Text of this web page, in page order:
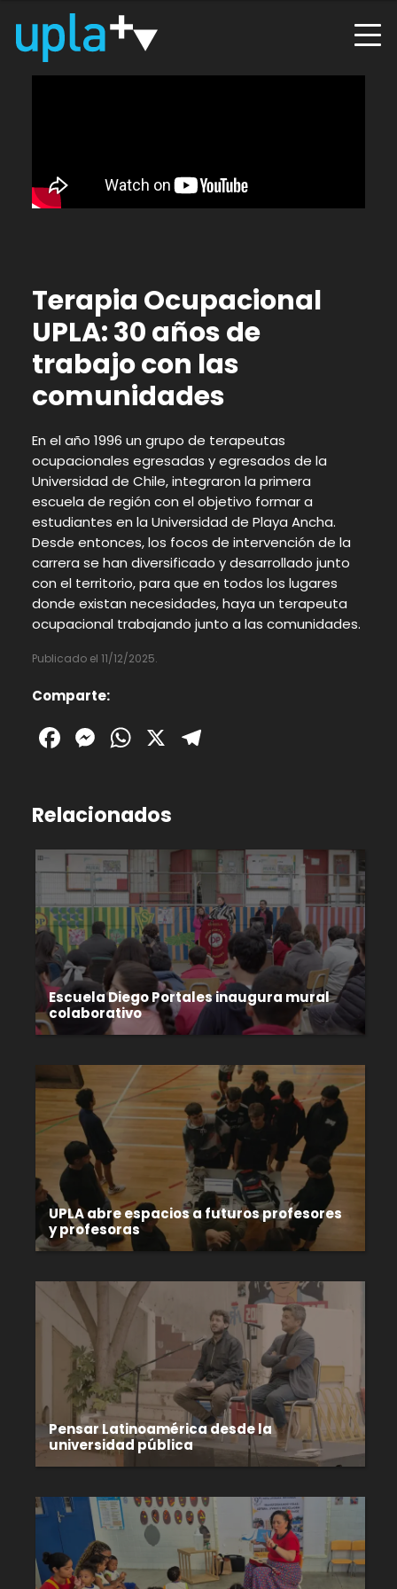
Terapia Ocupacional
UPLA: 30 años de
trabajo con las
comunidades
En el año 1996 un grupo de terapeutas
ocupacionales egresadas y egresados de la
Universidad de Chile, integraron la primera
escuela de región con el objetivo formar a
estudiantes en la Universidad de Playa Ancha.
Desde entonces, los focos de intervención de la
carrera se han diversificado y desarrollado junto
con el territorio, para que en todos los lugares
donde existan necesidades, haya un terapeuta
ocupacional trabajando junto a las comunidades.
Publicado el 11/12/2025.
Comparte:
Facebook
Messenger
WhatsApp
X
Relacionados
Escuela Diego Portales inaugura mural
colaborativo
UPLA abre espacios a futuros profesores
y profesoras
Pensar Latinoamérica desde la
universidad pública